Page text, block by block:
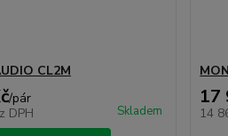
CL2M
/pár
DPH Skladem
17
14